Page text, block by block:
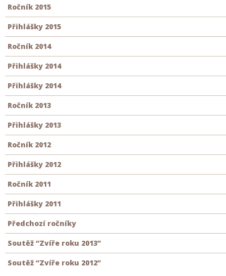
Ročník 2015
Přihlášky 2015
Ročník 2014
Přihlášky 2014
Přihlášky 2014
Ročník 2013
Přihlášky 2013
Ročník 2012
Přihlášky 2012
Ročník 2011
Přihlášky 2011
Předchozí ročníky
Soutěž “Zvíře roku 2013”
Soutěž “Zvíře roku 2012”